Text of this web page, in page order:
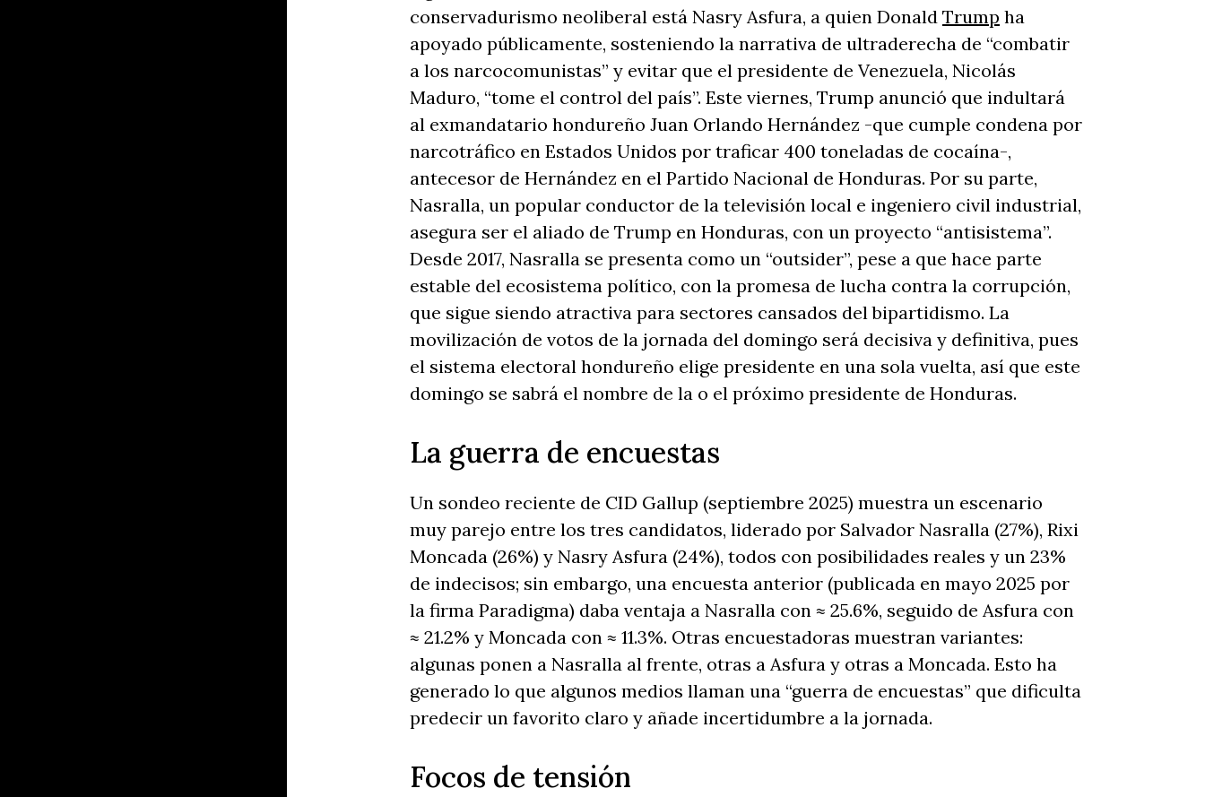
conservadurismo neoliberal está Nasry Asfura, a quien Donald Trump ha
apoyado públicamente, sosteniendo la narrativa de ultraderecha de “combatir
a los narcocomunistas” y evitar que el presidente de Venezuela, Nicolás
Maduro, “tome el control del país”. Este viernes, Trump anunció que indultará
al exmandatario hondureño Juan Orlando Hernández -que cumple condena por
narcotráfico en Estados Unidos por traficar 400 toneladas de cocaína-,
antecesor de Hernández en el Partido Nacional de Honduras. Por su parte,
Nasralla, un popular conductor de la televisión local e ingeniero civil industrial,
asegura ser el aliado de Trump en Honduras, con un proyecto “antisistema”.
Desde 2017, Nasralla se presenta como un “outsider”, pese a que hace parte
estable del ecosistema político, con la promesa de lucha contra la corrupción,
que sigue siendo atractiva para sectores cansados del bipartidismo. La
movilización de votos de la jornada del domingo será decisiva y definitiva, pues
el sistema electoral hondureño elige presidente en una sola vuelta, así que este
domingo se sabrá el nombre de la o el próximo presidente de Honduras.
La guerra de encuestas
Un sondeo reciente de CID Gallup (septiembre 2025) muestra un escenario
muy parejo entre los tres candidatos, liderado por Salvador Nasralla (27%), Rixi
Moncada (26%) y Nasry Asfura (24%), todos con posibilidades reales y un 23%
de indecisos; sin embargo, una encuesta anterior (publicada en mayo 2025 por
la firma Paradigma) daba ventaja a Nasralla con ≈ 25.6%, seguido de Asfura con
≈ 21.2% y Moncada con ≈ 11.3%. Otras encuestadoras muestran variantes:
algunas ponen a Nasralla al frente, otras a Asfura y otras a Moncada. Esto ha
generado lo que algunos medios llaman una “guerra de encuestas” que dificulta
predecir un favorito claro y añade incertidumbre a la jornada.
Focos de tensión